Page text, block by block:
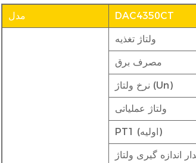
مدل DAC4350CT
ولتاژ تغذیه
مصرف برق
نرخ ولتاژ (Un)
ولتاژ عملیاتی
PT1 (اولیه)
اندازه گیری ولتاژ